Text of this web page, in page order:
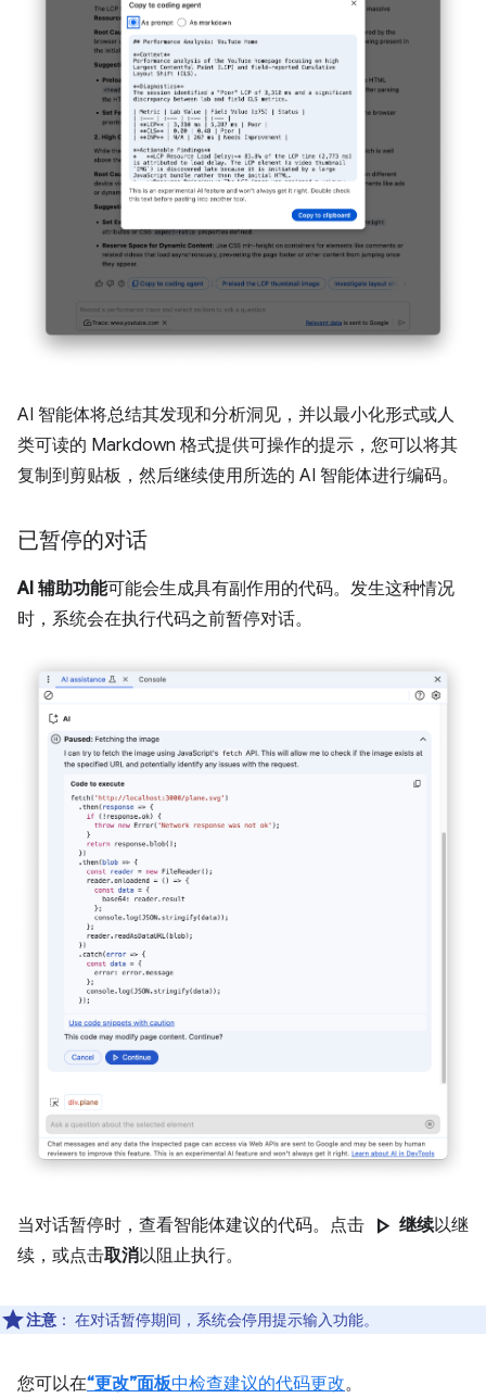
AI 智能体将总结其发现和分析洞见，并以最小化形式或人
类可读的 Markdown 格式提供可操作的提示，您可以将其
复制到剪贴板，然后继续使用所选的 AI 智能体进行编码。
已暂停的对话
AI 辅助功能可能会生成具有副作用的代码。发生这种情况
时，系统会在执行代码之前暂停对话。
当对话暂停时，查看智能体建议的代码。点击 play_arrow 继续以继
续，或点击取消以阻止执行。
注意 ： 在对话暂停期间，系统会停用提示输入功能。
您可以在“更改”面板中检查建议的代码更改。